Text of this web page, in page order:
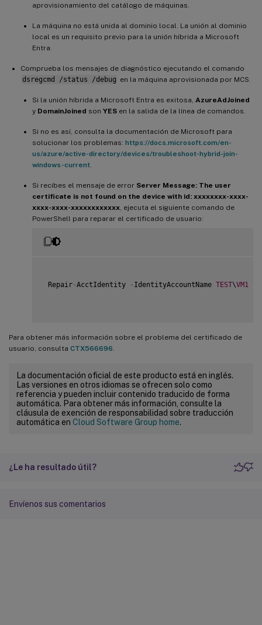
aprovisionamiento del catálogo de máquinas.
La máquina no está unida al dominio local. La unión al dominio
local es un requisito previo para la unión híbrida a Microsoft
Entra.
Comprueba los mensajes de diagnóstico ejecutando el comando
dsregcmd /status /debug en la máquina aprovisionada por MCS.
Si la unión híbrida a Microsoft Entra es exitosa, AzureAdJoined
y DomainJoined son YES en la salida de la línea de comandos.
Si no es así, consulta la documentación de Microsoft para
solucionar los problemas: https://docs.microsoft.com/en-
us/azure/active-directory/devices/troubleshoot-hybrid-join-
windows-current
Si recibes el mensaje de error Server Message: The user
certificate is not found on the device with id: xxxxxxxx-xxxx-
xxxx-xxxx-xxxxxxxxxxxx , ejecuta el siguiente comando de
PowerShell para reparar el certificado de usuario:
Repair-AcctIdentity - IdentityAccountName TEST\VM1
Para obtener más información sobre el problema del certificado de
usuario, consulta CTX566696
La documentación oficial de este producto está en inglés.
Las versiones en otros idiomas se ofrecen solo como
referencia y pueden incluir contenido traducido de forma
automática. Para obtener más información, consulte la
cláusula de exención de responsabilidad sobre traducción
automática en Cloud Software Group home.
¿Le ha resultado útil?
Envíenos sus comentarios